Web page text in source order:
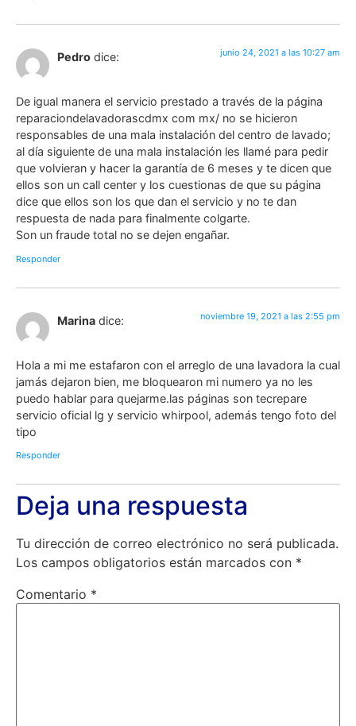
Pedro dice: junio 24, 2021 a las 10:27 am
De igual manera el servicio prestado a través de la página
reparaciondelavadorascdmx com mx/ no se hicieron
responsables de una mala instalación del centro de lavado;
al día siguiente de una mala instalación les llamé para pedir
que volvieran y hacer la garantía de 6 meses y te dicen que
ellos son un call center y los cuestionas de que su página
dice que ellos son los que dan el servicio y no te dan
respuesta de nada para finalmente colgarte.
Son un fraude total no se dejen engañar.
Responder
Marina dice: noviembre 19, 2021 a las 2:55 pm
Hola a mi me estafaron con el arreglo de una lavadora la cual
jamás dejaron bien, me bloquearon mi numero ya no les
puedo hablar para quejarme.las páginas son tecrepare
servicio oficial lg y servicio whirpool, además tengo foto del
tipo
Responder
Deja una respuesta
Tu dirección de correo electrónico no será publicada.
Los campos obligatorios están marcados con *
Comentario *